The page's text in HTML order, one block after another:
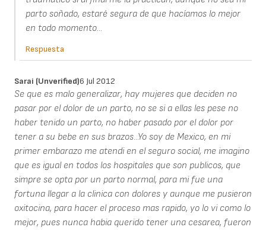
parto soñado, estaré segura de que hacíamos lo mejor
en todo momento...
Respuesta
Sarai (unverified)6 Jul 2012
Se que es malo generalizar, hay mujeres que deciden no
pasar por el dolor de un parto, no se si a ellas les pese no
haber tenido un parto, no haber pasado por el dolor por
tener a su bebe en sus brazos...Yo soy de Mexico, en mi
primer embarazo me atendi en el seguro social, me imagino
que es igual en todos los hospitales que son publicos, que
simpre se opta por un parto normal, para mi fue una
fortuna llegar a la clinica con dolores y aunque me pusieron
oxitocina, para hacer el proceso mas rapido, yo lo vi como lo
mejor, pues nunca habia querido tener una cesarea, fueron